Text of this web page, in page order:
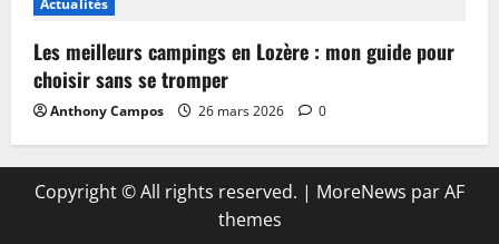
Actualités
Les meilleurs campings en Lozère : mon guide pour
choisir sans se tromper
Anthony Campos 26 mars 2026 0
Copyright © All rights reserved. | MoreNews par AF
themes